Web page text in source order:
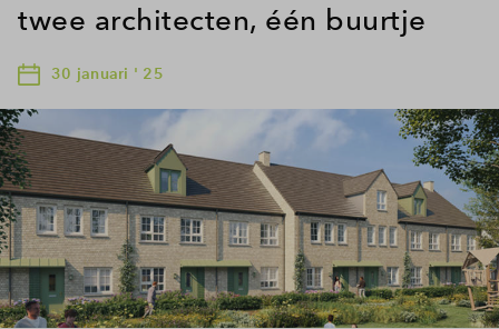
twee architecten, één buurtje
30 januari ' 25